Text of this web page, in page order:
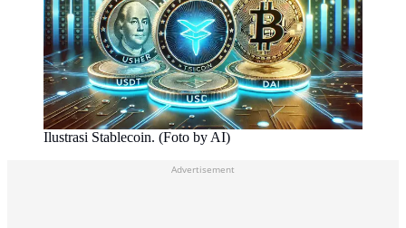
Ilustrasi Stablecoin. (Foto by AI)
Advertisement